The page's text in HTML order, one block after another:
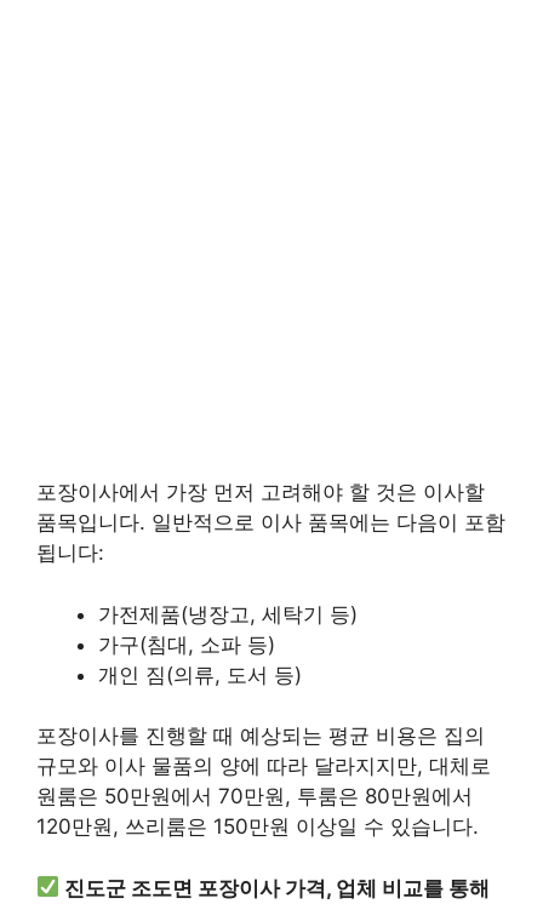
포장이사에서 가장 먼저 고려해야 할 것은 이사할
품목입니다. 일반적으로 이사 품목에는 다음이 포함
됩니다:
가전제품(냉장고, 세탁기 등)
가구(침대, 소파 등)
개인 짐(의류, 도서 등)
포장이사를 진행할 때 예상되는 평균 비용은 집의
규모와 이사 물품의 양에 따라 달라지지만, 대체로
원룸은 50만원에서 70만원, 투룸은 80만원에서
120만원, 쓰리룸은 150만원 이상일 수 있습니다.
진도군 조도면 포장이사 가격, 업체 비교를 통해